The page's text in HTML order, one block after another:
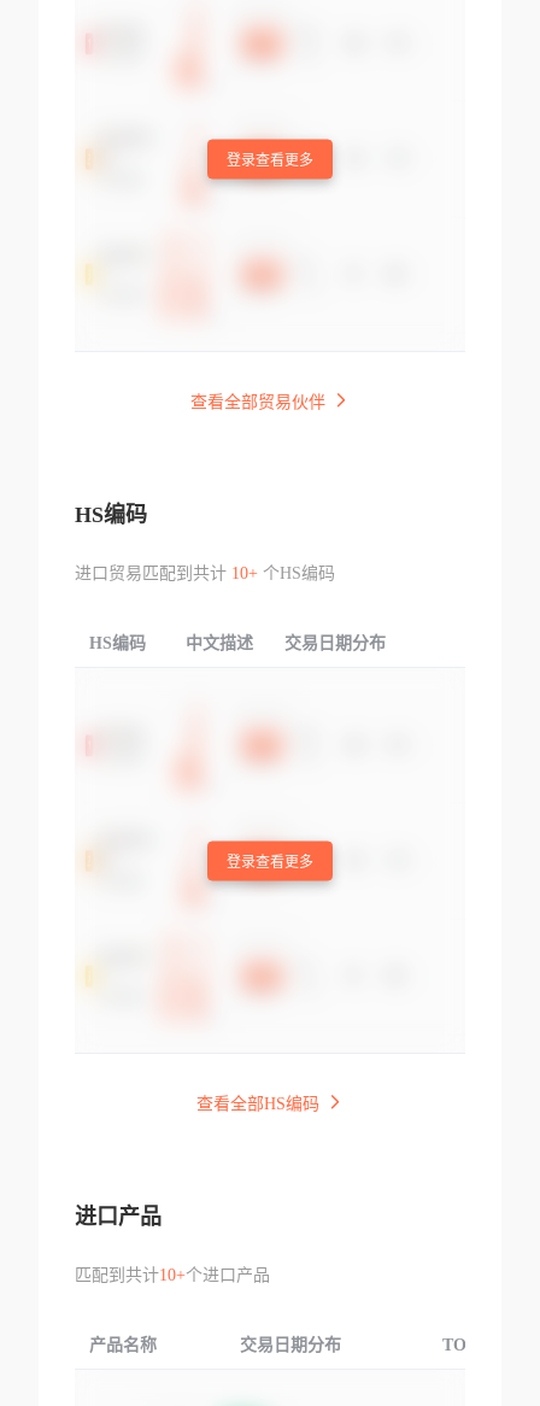
登录查看更多
查看全部贸易伙伴
HS编码
进口贸易匹配到共计 10+个HS编码
HS编码 中文描述 交易日期分布
登录查看更多
查看全部HS编码
进口产品
匹配到共计10+个进口产品
产品名称 交易日期分布 TOP3交易国